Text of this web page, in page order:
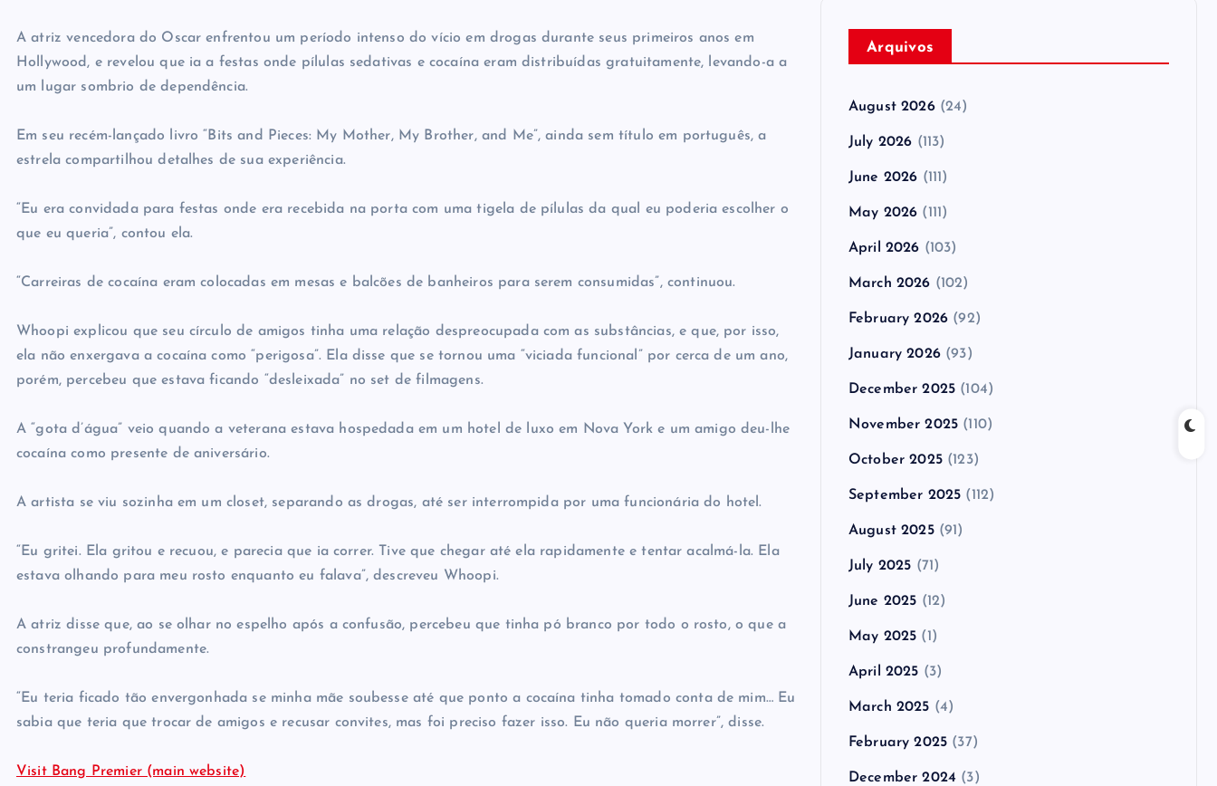
A atriz vencedora do Oscar enfrentou um período intenso do vício em drogas durante seus primeiros anos em
Hollywood, e revelou que ia a festas onde pílulas sedativas e cocaína eram distribuídas gratuitamente, levando-a a
um lugar sombrio de dependência.
Em seu recém-lançado livro “Bits and Pieces: My Mother, My Brother, and Me”, ainda sem título em português, a
estrela compartilhou detalhes de sua experiência.
“Eu era convidada para festas onde era recebida na porta com uma tigela de pílulas da qual eu poderia escolher o
que eu queria”, contou ela.
“Carreiras de cocaína eram colocadas em mesas e balcões de banheiros para serem consumidas”, continuou.
Whoopi explicou que seu círculo de amigos tinha uma relação despreocupada com as substâncias, e que, por isso,
ela não enxergava a cocaína como “perigosa”. Ela disse que se tornou uma “viciada funcional” por cerca de um ano,
porém, percebeu que estava ficando “desleixada” no set de filmagens.
A “gota d’água” veio quando a veterana estava hospedada em um hotel de luxo em Nova York e um amigo deu-lhe
cocaína como presente de aniversário.
A artista se viu sozinha em um closet, separando as drogas, até ser interrompida por uma funcionária do hotel.
“Eu gritei. Ela gritou e recuou, e parecia que ia correr. Tive que chegar até ela rapidamente e tentar acalmá-la. Ela
estava olhando para meu rosto enquanto eu falava”, descreveu Whoopi.
A atriz disse que, ao se olhar no espelho após a confusão, percebeu que tinha pó branco por todo o rosto, o que a
constrangeu profundamente.
“Eu teria ficado tão envergonhada se minha mãe soubesse até que ponto a cocaína tinha tomado conta de mim… Eu
sabia que teria que trocar de amigos e recusar convites, mas foi preciso fazer isso. Eu não queria morrer”, disse.
Visit Bang Premier (main website)
Arquivos
August 2026(24)
July 2026 (113)
June 2026 (111)
May 2026 (111)
April 2026 (103)
March 2026 (102)
February 2026 (92)
January 2026(93)
December 2025 (104)
November 2025 (110)
October 2025(123)
September 2025 (112)
August 2025(91)
July 2025 (71)
June 2025 (12)
May 2025 (1)
April 2025 (3)
March 2025 (4)
February 2025 (37)
December 2024 (3)